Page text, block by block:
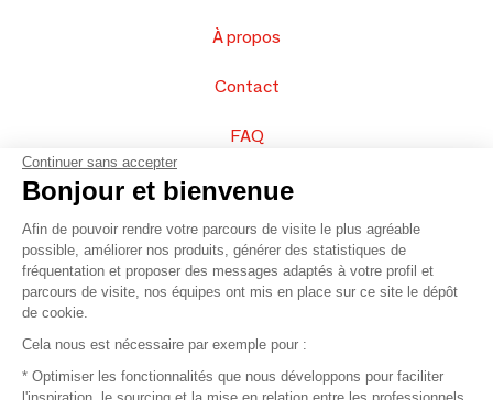
À propos
Contact
FAQ
Vendez vos produits
Plan du site
© 2016 –Organisation SAFI
Recrutement
Continuer sans accepter
Bonjour et bienvenue
Afin de pouvoir rendre votre parcours de visite le plus agréable
possible, améliorer nos produits, générer des statistiques de
fréquentation et proposer des messages adaptés à votre profil et
parcours de visite, nos équipes ont mis en place sur ce site le dépôt
de cookie.
Cela nous est nécessaire par exemple pour :
* Optimiser les fonctionnalités que nous développons pour faciliter
l'inspiration, le sourcing et la mise en relation entre les professionnels